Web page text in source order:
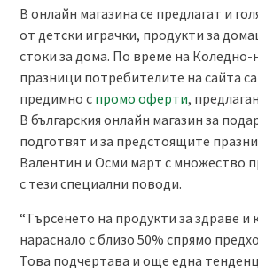
В онлайн магазина се предлагат и
от детски играчки, продукти за
стоки за дома. По време на
празници потребителите на сайта
предимно с промо оферти,
В българския онлайн магазин за
подготвят и за предстоящите
Валентин и Осми март с множество
с тези специални поводи.
“Търсенето на продукти за здраве и
нараснало с близо 50% спрямо
Това подчертава и още една